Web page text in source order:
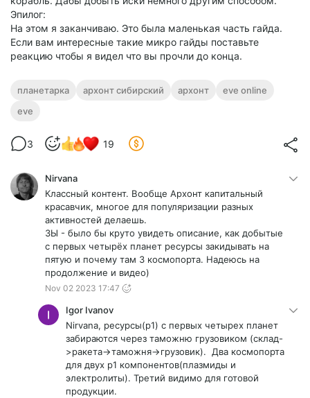
Эпилог:
На этом я заканчиваю. Это была маленькая часть гайда.
Если вам интересные такие микро гайды поставьте
реакцию чтобы я видел что вы прочли до конца.
планетарка архонт сибирский архонт
eve online
eve
3 19
Nirvana
Классный контент. Вообще Архонт капитальный
красавчик, многое для популяризации разных
активностей делаешь.
ЗЫ - было бы круто увидеть описание, как добытые
с первых четырёх планет ресурсы закидывать на
пятую и почему там 3 космопорта. Надеюсь на
продолжение и видео)
Nov 02 2023 17:47
Igor Ivanov
Nirvana, ресурсы(p1) с первых четырех планет
забираются через таможню грузовиком (склад-
>ракета->таможня->грузовик). Два космопорта
для двух p1 компонентов(плазмиды и
электролиты). Третий видимо для готовой
продукции.